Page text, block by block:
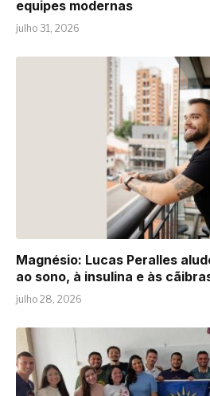
equipes modernas
julho 31, 2026
Magnésio: Lucas Peralles
ao sono, à insulina e às
julho 28, 2026